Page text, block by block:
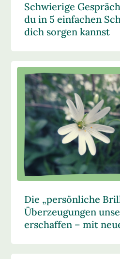
Schwierige
du in 5 einfachen
dich sorgen kannst
Die „persönliche
Überzeugungen
erschaffen – mit